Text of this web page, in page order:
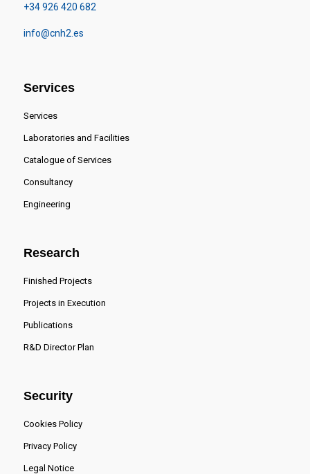
+34 926 420 682
info@cnh2.es
Services
Services
Laboratories and Facilities
Catalogue of Services
Consultancy
Engineering
Research
Finished Projects
Projects in Execution
Publications
R&D Director Plan
Security
Cookies Policy
Privacy Policy
Legal Notice